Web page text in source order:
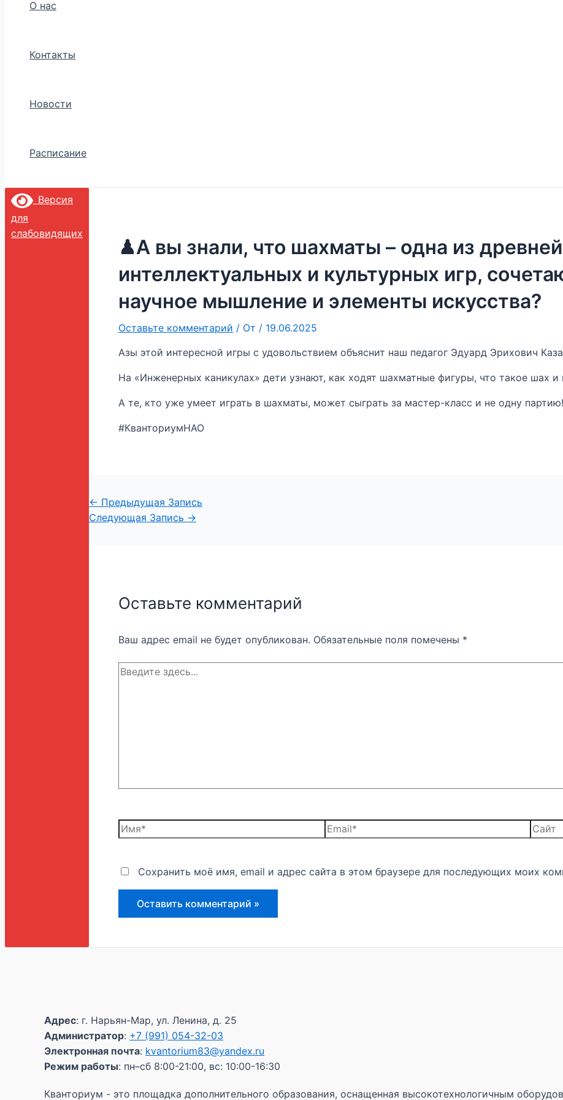
О нас
Контакты
Новости
Расписание
Версия
для
слабовидящих
♟А вы знали, что шахматы – одна из
интеллектуальных и культурных игр,
научное мышление и элементы искусства?
Оставьте комментарий / От / 19.06.2025
Азы этой интересной игры с удовольствием объяснит наш педагог Эдуард Эрихович
На «Инженерных каникулах» дети узнают, как ходят шахматные фигуры, что такое шах и
А те, кто уже умеет играть в шахматы, может сыграть за мастер-класс и не одну партию!
#КванториумНАО
← Предыдущая Запись
Следующая Запись →
Оставьте комментарий
Ваш адрес email не будет опубликован. Обязательные поля помечены *
Сохранить моё имя, email и адрес сайта в этом браузере для последующих моих
Адрес: г. Нарьян-Мар, ул. Ленина, д. 25
Администратор: +7 (991) 054-32-03
Электронная почта: kvantorium83@yandex.ru
Режим работы: пн–сб 8:00-21:00, вс: 10:00-16:30
Кванториум - это площадка дополнительного образования, оснащенная высокотехнологичным